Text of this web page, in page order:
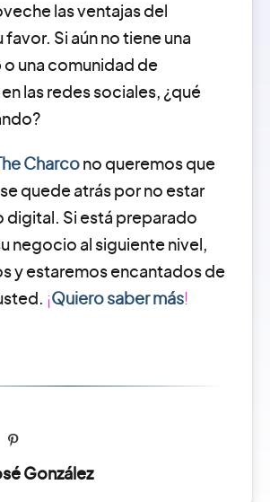
las ventajas del
favor. Si aún no tiene una
o una comunidad de
las redes sociales, ¿qué
Charco no queremos que
quede atrás por no estar
digital. Si está preparado
negocio al siguiente nivel,
y estaremos encantados de
¡Quiero saber más!
González